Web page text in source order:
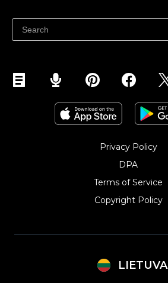
Parduodu Facebook
Parduodu Instagram
Privacy Policy
DPA
Terms of Service
Copyright Policy‎
LIETUVA